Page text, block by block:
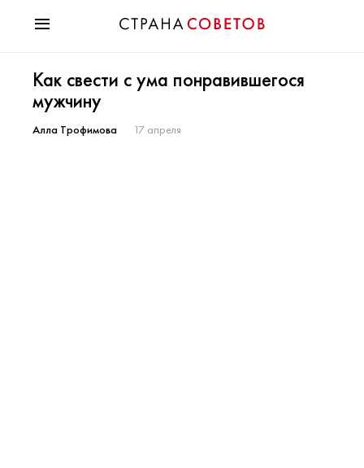
Мода
Звезды
Гороскопы
Как свести с ума понравившегося
мужчину
Алла Трофимова 17 апреля